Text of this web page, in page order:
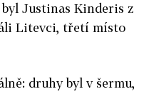
Justinas Kinderis z
Litevci, třetí místo
druhy byl v šermu,